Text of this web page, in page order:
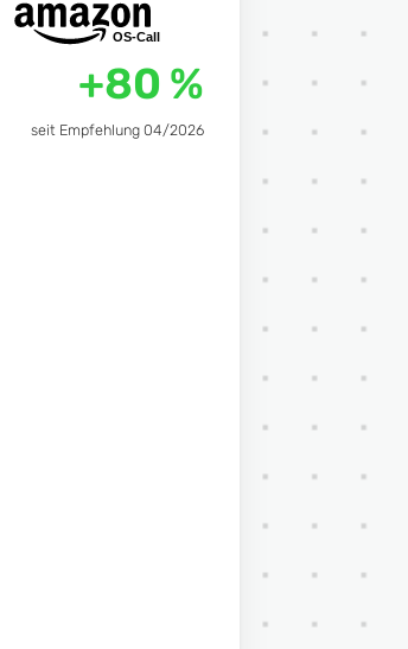
+80 %
seit Empfehlung 04/2026